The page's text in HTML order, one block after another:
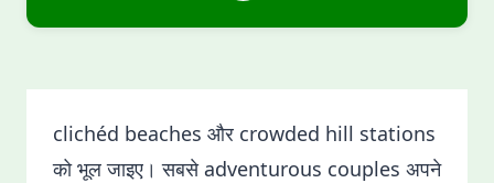
clichéd beaches और crowded hill stations
को भूल जाइए। सबसे adventurous couples अपने